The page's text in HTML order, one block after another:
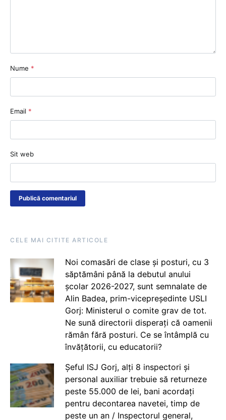
Nume *
Email *
Sit web
CELE MAI CITITE ARTICOLE
Noi comasări de clase și posturi, cu 3
săptămâni până la debutul anului
școlar 2026-2027, sunt semnalate de
Alin Badea, prim-vicepreședinte USLI
Gorj: Ministerul o comite grav de tot.
Ne sună directorii disperați că oamenii
rămân fără posturi. Ce se întâmplă cu
învățătorii, cu educatorii?
Șeful ISJ Gorj, alți 8 inspectori și
personal auxiliar trebuie să returneze
peste 55.000 de lei, bani acordați
pentru decontarea navetei, timp de
peste un an / Inspectorul general,